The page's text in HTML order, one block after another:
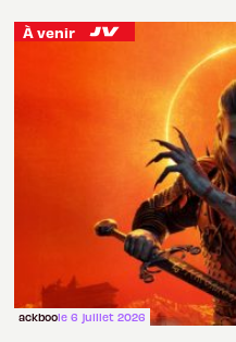
À venir
ackboole 6 juillet 2026